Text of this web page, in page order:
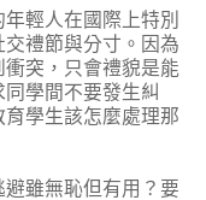
輕人在國際上特別
禮節與分寸。因為
突，只會禮貌是能
學間不要發生糾
學生該怎麼處理那
雖無恥但有用？要